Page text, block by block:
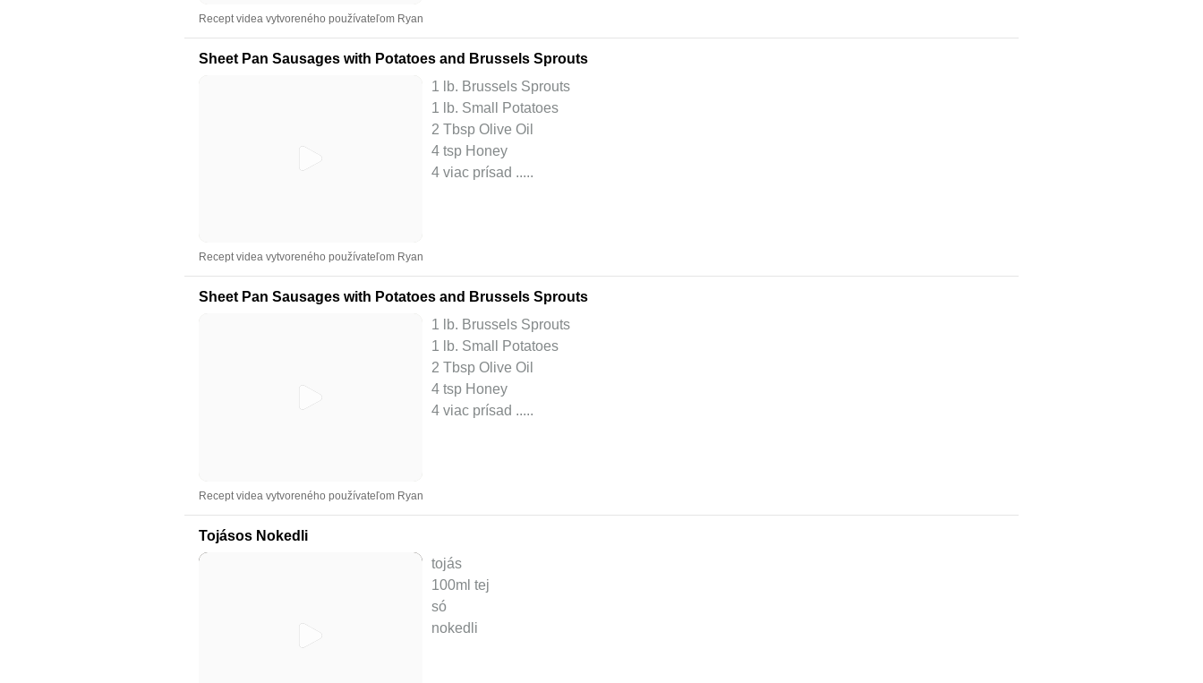
Recept videa vytvoreného používateľom Ryan
Sheet Pan Sausages with Potatoes and Brussels Sprouts
1 lb. Brussels Sprouts
1 lb. Small Potatoes
2 Tbsp Olive Oil
4 tsp Honey
4 viac prísad ..
Recept videa vytvoreného používateľom Ryan
Sheet Pan Sausages with Potatoes and Brussels Sprouts
1 lb. Brussels Sprouts
1 lb. Small Potatoes
2 Tbsp Olive Oil
4 tsp Honey
4 viac prísad .....
Recept videa vytvoreného používateľom Ryan
Tojásos Nokedli
tojás
100ml tej
só
nokedli